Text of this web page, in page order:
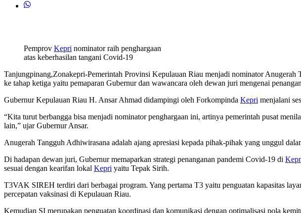
Pemprov Kepri nominator raih penghargaan
atas keberhasilan tangani Covid-19
Tanjungpinang,Zonakepri-Pemerintah Provinsi Kepulauan Riau menjadi nominator
ke tahap ketiga yaitu pemaparan Gubernur dan wawancara oleh dewan juri mengenai
Gubernur Kepulauan Riau H. Ansar Ahmad didampingi oleh Forkompinda Kepri menjalani
“Kita turut berbangga bisa menjadi nominator penghargaan ini, artinya pemerintah pusat
lain,” ujar Gubernur Ansar.
Anugerah Tangguh Adhiwirasana adalah ajang apresiasi kepada pihak-pihak yang unggul
Di hadapan dewan juri, Gubernur memaparkan strategi penanganan pandemi Covid-19 di
sesuai dengan kearifan lokal Kepri yaitu Tepak Sirih.
T3VAK SIREH terdiri dari berbagai program. Yang pertama T3 yaitu penguatan kapasitas
percepatan vaksinasi di Kepulauan Riau.
Kemudian SI merupakan penguatan koordinasi dan komunikasi dengan optimalisasi pola